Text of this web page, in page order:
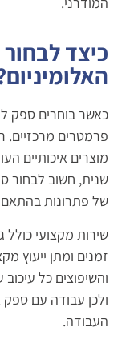
כיצד
כאשר בוחרים ספק
פרמטרים
מוצרים איכותיים
שנית, חשוב לבחור
של פתרונות בהתאם
שירות מקצועי כולל
זמנים ומתן ייעוץ
והשיפוצים כל
ולכן עבודה עם
העבודה.